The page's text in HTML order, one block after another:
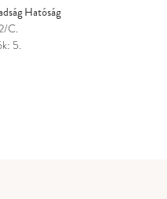
Hatóság
C.
5.